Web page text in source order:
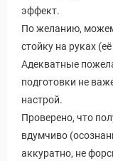
эффект.
По желанию,
стойку на руках
Адекватные
подготовки не
настрой.
Проверено, что
вдумчиво
аккуратно, не